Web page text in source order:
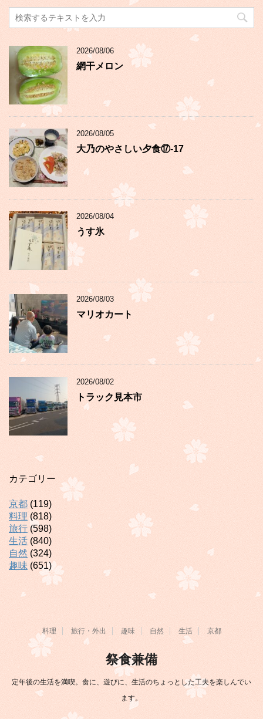
2026/08/06
網干メロン
2026/08/05
大乃のやさしい夕食⑰-17
2026/08/04
うす氷
2026/08/03
マリオカート
2026/08/02
トラック見本市
カテゴリー
京都 (119)
料理 (818)
旅行 (598)
生活 (840)
自然 (324)
趣味 (651)
料理 旅行・外出 趣味 自然 生活 京都
祭食兼備
定年後の生活を満喫。食に、遊びに、生活のちょっとした工夫を楽しんでい
ます。